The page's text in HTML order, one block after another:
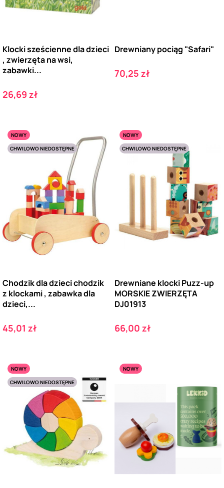
Klocki sześcienne dla dzieci
, zwierzęta na wsi,
zabawki...
Cena
26,69 zł
Drewniany pociąg "Safari"
Cena
70,25 zł
NOWY
CHWILOWO NIEDOSTĘPNE
Chodzik dla dzieci chodzik
z klockami , zabawka dla
dzieci,...
Cena
45,01 zł
NOWY
CHWILOWO NIEDOSTĘPNE
Drewniane klocki Puzz-up
MORSKIE ZWIERZĘTA
DJ01913
Cena
66,00 zł
NOWY
CHWILOWO NIEDOSTĘPNE
NOWY